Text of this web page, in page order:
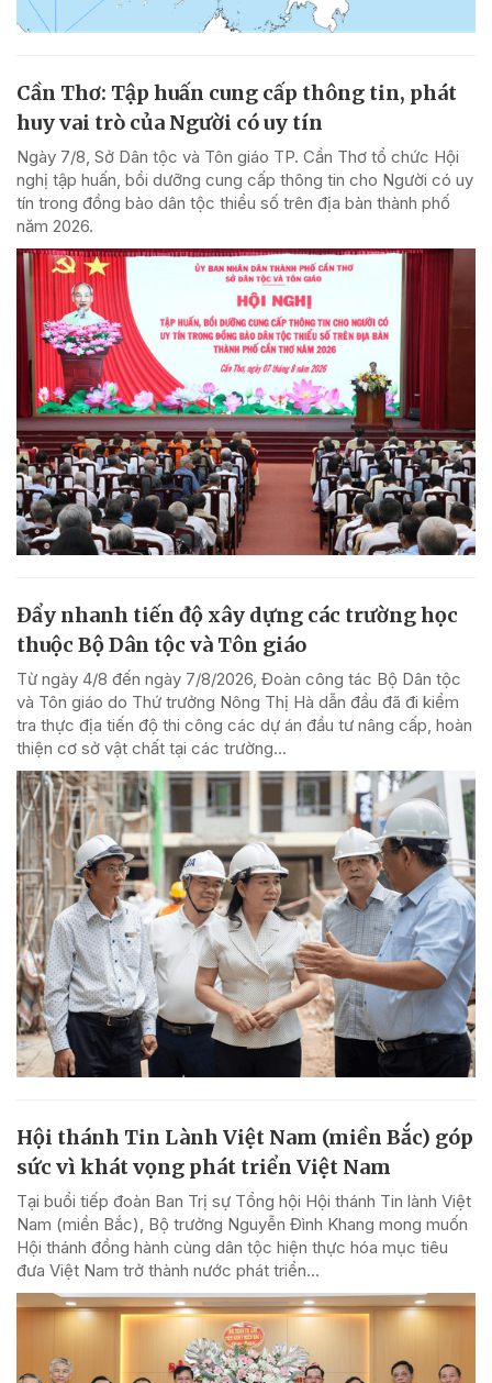
Cần Thơ: Tập huấn cung cấp thông tin, phát
huy vai trò của Người có uy tín
Ngày 7/8, Sở Dân tộc và Tôn giáo TP. Cần Thơ tổ chức Hội
nghị tập huấn, bồi dưỡng cung cấp thông tin cho Người có uy
tín trong đồng bào dân tộc thiểu số trên địa bàn thành phố
năm 2026.
Đẩy nhanh tiến độ xây dựng các trường học
thuộc Bộ Dân tộc và Tôn giáo
Từ ngày 4/8 đến ngày 7/8/2026, Đoàn công tác Bộ Dân tộc
và Tôn giáo do Thứ trưởng Nông Thị Hà dẫn đầu đã đi kiểm
tra thực địa tiến độ thi công các dự án đầu tư nâng cấp, hoàn
thiện cơ sở vật chất tại các trường...
Hội thánh Tin Lành Việt Nam (miền Bắc) góp
sức vì khát vọng phát triển Việt Nam
Tại buổi tiếp đoàn Ban Trị sự Tổng hội Hội thánh Tin lành Việt
Nam (miền Bắc), Bộ trưởng Nguyễn Đình Khang mong muốn
Hội thánh đồng hành cùng dân tộc hiện thực hóa mục tiêu
đưa Việt Nam trở thành nước phát triển...